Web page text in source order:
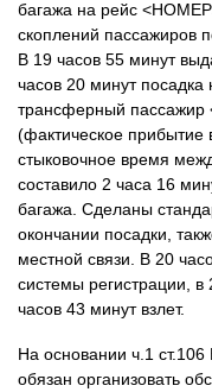
багажа на рейс
скоплений пассажиров
В 19 часов 55 минут
часов 20 минут посадка
трансферный
(фактическое прибытие
стыковочное время
составило 2 часа 16
багажа. Сделаны
окончании посадки,
местной связи. В 20
системы регистрации,
часов 43 минут взлет.
На основании ч.1
обязан организовать